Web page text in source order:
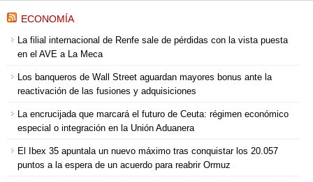
ECONOMÍA
La filial internacional de Renfe sale de pérdidas con la vista puesta
en el AVE a La Meca
Los banqueros de Wall Street aguardan mayores bonus ante la
reactivación de las fusiones y adquisiciones
La encrucijada que marcará el futuro de Ceuta: régimen económico
especial o integración en la Unión Aduanera
El Ibex 35 apuntala un nuevo máximo tras conquistar los 20.057
puntos a la espera de un acuerdo para reabrir Ormuz